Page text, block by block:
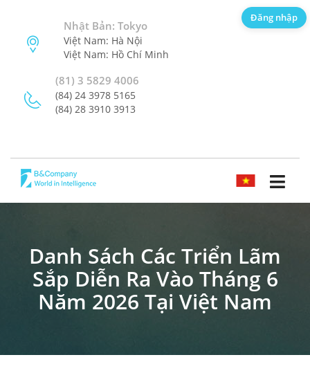
Nhật Bản: Tokyo
Việt Nam: Hà Nội
Việt Nam: Hồ Chí Minh
(81) 3 5829 4006
(84) 24 3978 5165
(84) 28 3910 3913
TIẾNG VIỆT
Danh Sách Các Triển Lãm
Sắp Diễn Ra Vào Tháng 6
Năm 2026 Tại Việt Nam
Đăng nhập